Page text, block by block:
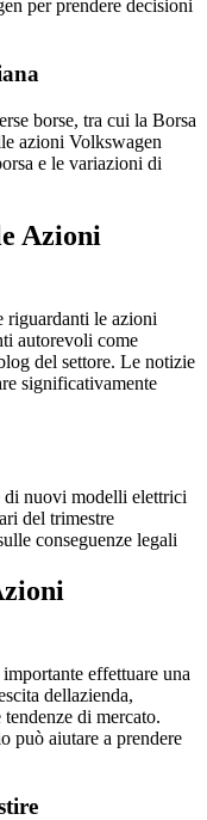
per prendere decisioni
borse, tra cui la Borsa
azioni Volkswagen
e le variazioni di
Azioni
riguardanti le azioni
autorevoli come
del settore. Le notizie
significativamente
nuovi modelli elettrici
del trimestre
conseguenze legali
effettuare una
dellazienda,
di mercato.
può aiutare a prendere